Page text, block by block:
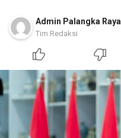
Admin Palangka Raya
Tim Redaksi